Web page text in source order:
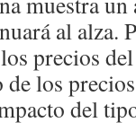
al alza.
precios
los
del